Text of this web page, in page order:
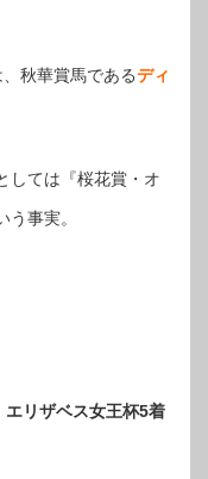
秋華賞馬であるディ
しては『桜花賞・オ
事実。
リザベス女王杯5着